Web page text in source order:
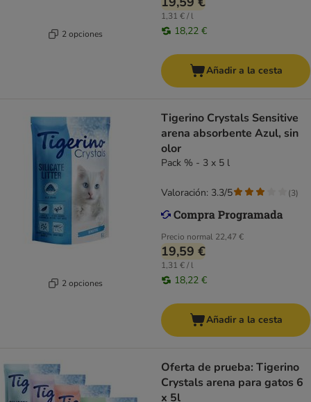
2 opciones
1,31 € / l
18,22 €
Añadir a la cesta
2 opciones
Tigerino Crystals Sensitive
arena absorbente Azul, sin
olor
Pack % - 3 x 5 l
Precio normal 22,47 €
19,59 €
1,31 € / l
18,22 €
Valoración: 3.3/5 (3)
Añadir a la cesta
Oferta de prueba: Tigerino
Crystals arena para gatos 6
x 5l